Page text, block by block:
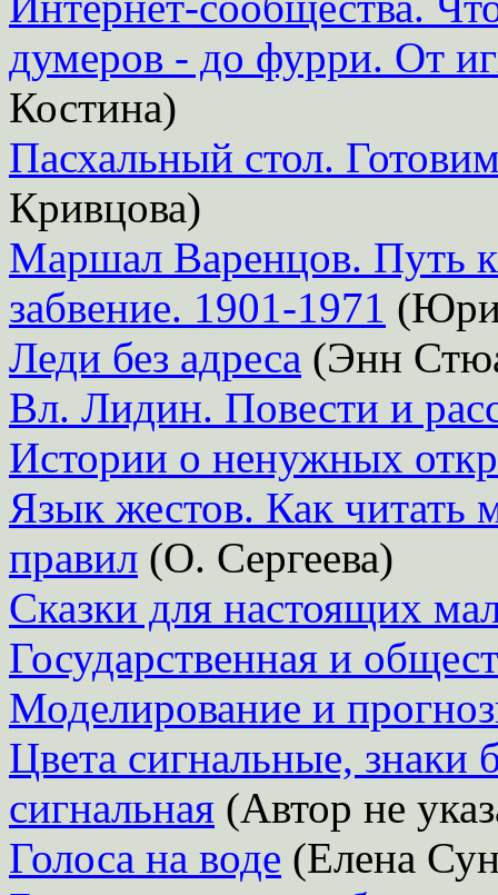
думеров - до фурри. От
Костина)
Пасхальный стол.
Кривцова)
Маршал Варенцов. Путь
забвение. 1901-1971
Леди без адреса (Энн
Вл. Лидин. Повести и
Истории о ненужных
Язык жестов. Как читать
правил (О. Сергеева)
Сказки для настоящих
Государственная и
Моделирование и
Цвета сигнальные, знаки
сигнальная (Автор не
Голоса на воде (Елена